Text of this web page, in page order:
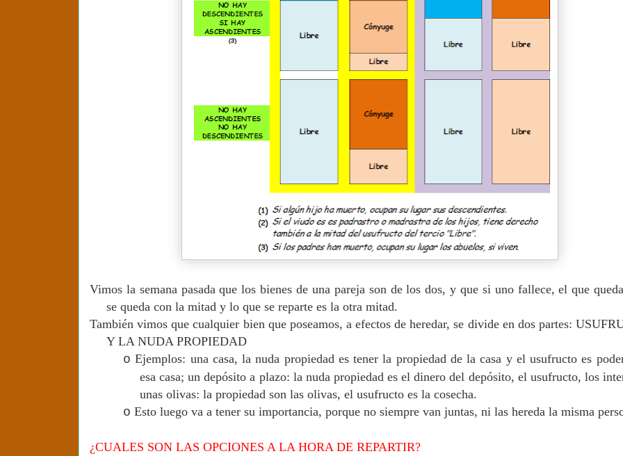
Vimos la semana pasada que los bienes de una pareja son de los dos, y que si uno fallece, el que
se queda con la mitad y lo que se reparte es la otra mitad.
También vimos que cualquier bien que poseamos, a efectos de heredar, se divide en dos partes:
Y LA NUDA PROPIEDAD
o Ejemplos: una casa, la nuda propiedad es tener la propiedad de la casa y el usufructo es
esa casa; un depósito a plazo: la nuda propiedad es el dinero del depósito, el usufructo, los
unas olivas: la propiedad son las olivas, el usufructo es la cosecha.
o Esto luego va a tener su importancia, porque no siempre van juntas, ni las hereda la misma
¿CUALES SON LAS OPCIONES A LA HORA DE REPARTIR?